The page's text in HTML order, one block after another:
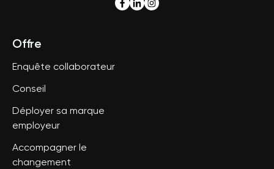
Offre
Enquête collaborateur
Conseil
Déployer sa marque
employeur
Accompagner le
changement